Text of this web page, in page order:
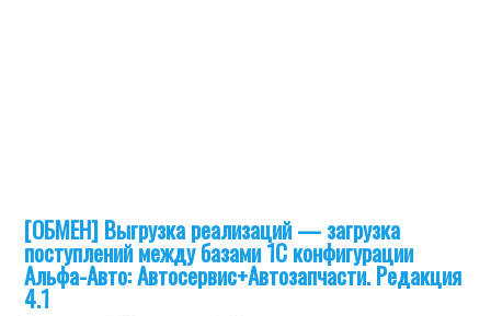
[ОБМЕН] Выгрузка реализаций — загрузка
поступлений между базами 1С конфигурации
Альфа-Авто: Автосервис+Автозапчасти. Редакция
4.1